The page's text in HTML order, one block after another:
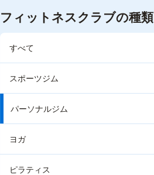
フィットネスクラブの種類
すべて
スポーツジム
パーソナルジム
ヨガ
ピラティス